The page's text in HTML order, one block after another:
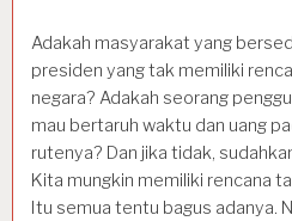
Adakah masyarakat yang
presiden yang tak memiliki
negara? Adakah seorang
mau bertaruh waktu dan uang
rutenya? Dan jika tidak,
Kita mungkin memiliki rencana
Itu semua tentu bagus adanya.